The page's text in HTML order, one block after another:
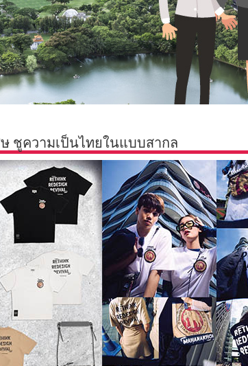
ษ ชูความเป็นไทยในแบบสากล